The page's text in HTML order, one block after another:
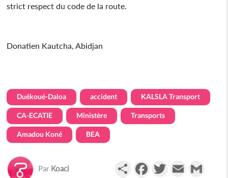
strict respect du code de la route.
Donatien Kautcha, Abidjan
Duékoué-Daloa accident KALSLA Transport
CA-ECATIE Ministère Transports
Amadou Koné BEA
Par Koaci PartagerFacebookTwitterEmail